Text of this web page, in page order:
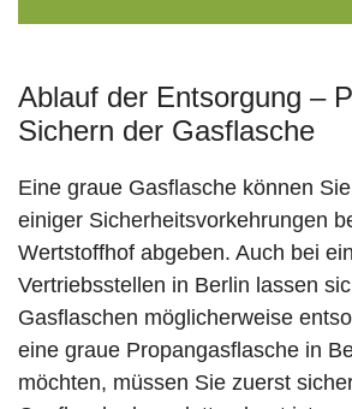
Ablauf der Entsorgung –
Sichern der Gasflasche
Eine graue Gasflasche können
einiger Sicherheitsvorkehrungen
Wertstoffhof abgeben. Auch bei
Vertriebsstellen in Berlin lassen
Gasflaschen möglicherweise
eine graue Propangasflasche in
möchten, müssen Sie zuerst